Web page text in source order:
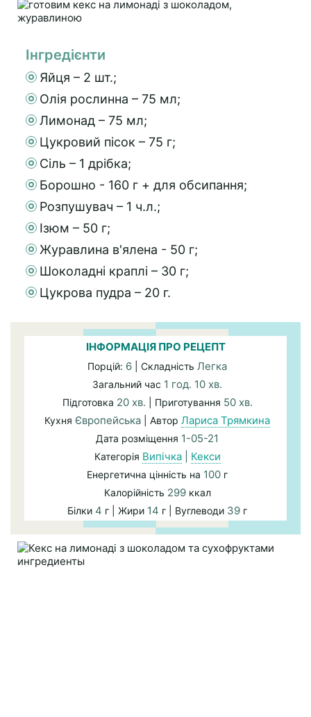
Інгредієнти
Яйця – 2 шт.;
Олія рослинна – 75 мл;
Лимонад – 75 мл;
Цукровий пісок – 75 г;
Сіль – 1 дрібка;
Борошно - 160 г + для обсипання;
Розпушувач – 1 ч.л.;
Ізюм – 50 г;
Журавлина в'ялена - 50 г;
Шоколадні краплі – 30 г;
Цукрова пудра – 20 г.
ІНФОРМАЦІЯ ПРО РЕЦЕПТ
Порцій: 6 | Складність Легка
Загальний час 1 год. 10 хв.
Підготовка 20 хв. | Приготування 50 хв.
Кухня Європейська | Автор Лариса Трямкина
Дата розміщення 1-05-21
Категорія Випічка| Кекси
Енергетична цінність на 100 г
Калорійність 299ккал
Білки 4 г | Жири 14 г | Вуглеводи 39 г